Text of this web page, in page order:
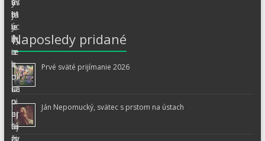
Naposledy pridané
Prvé sväté prijímanie 2026
Ján Nepomucký, svätec s prstom na ústach